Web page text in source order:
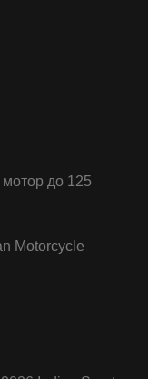
мотор до 125
Motorcycle